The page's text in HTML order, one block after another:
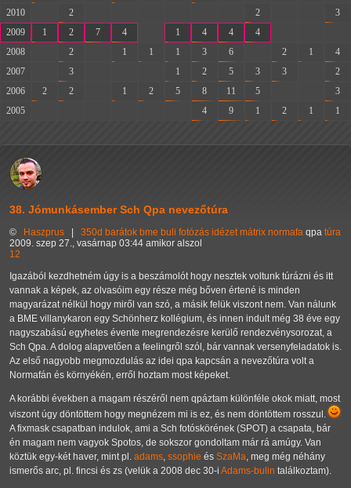
2010
2 2
3
2009
1 2 7 4 1 4 4 4
2008
2 1 1 1 3 6 2 1
4
2007
3 1 2 5 3 3
2
2006
2 2 1 2 5 8 11 5
3
2005
4 9 1 2 1 1
38. Jómunkásember Sch Qpa nevezőtúra
© Haszprus 350d barátok bme buli fotózás idézet mátrix normafa qpa túra
2009. szep 27., vasárnap 03:44 amikor alszol
12
Igazából kezdhetném úgy is a beszámolót hogy nesztek voltunk túrázni és itt
vannak a képek, az olvasóim egy része még bőven értené is minden
magyarázat nélkül hogy miről van szó, a másik felük viszont nem. Van nálunk
a BME villanykaron egy Schönherz kollégium, és innen indult még 38 éve egy
nagyszabású egyhetes évente megrendezésre kerülő rendezvénysorozat, a
Sch Qpa. A dolog alapvetően a feelingről szól, bár vannak versenyfeladatok is.
Az első nagyobb megmozdulás az idei qpa kapcsán a nevezőtúra volt a
Normafán és környékén, erről hoztam most képeket.
A korábbi években a magam részéről nem qpáztam különféle okok miatt, most
viszont úgy döntöttem hogy megnézem mi is ez, és nem döntöttem rosszul.
A fixmask csapatban indulok, ami a Sch fotóskörének (SPOT) a csapata, bár
én magam nem vagyok Spotos, de sokszor gondoltam már rá amúgy. Van
köztük egy-két haver, mint pl. adams, ssophie és SzaMa, meg még néhány
ismerős arc, pl. fincsi és zs (velük a 2008 dec 30-i Adams-bulin találkoztam).